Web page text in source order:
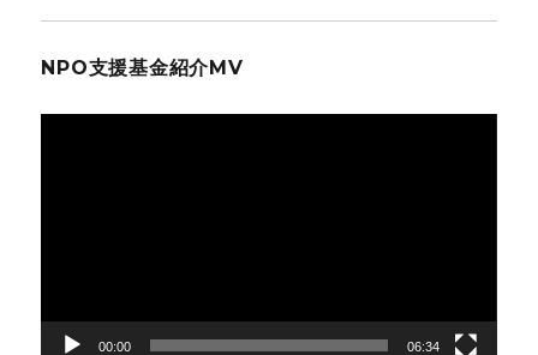
NPO支援基金紹介MV
00:00 06:34